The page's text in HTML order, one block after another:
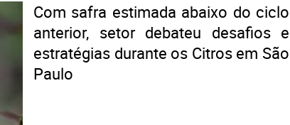
Com safra estimada abaixo do ciclo
anterior, setor debateu desafios e
estratégias durante os Citros em São
Paulo